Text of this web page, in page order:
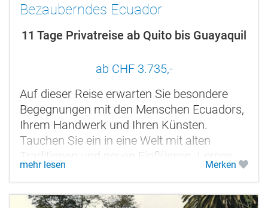
Bezauberndes Ecuador
11 Tage Privatreise ab Quito bis Guayaquil
ab CHF 3.735,-
Auf dieser Reise erwarten Sie besondere
Begegnungen mit den Menschen Ecuadors,
Ihrem Handwerk und Ihren Künsten.
Tauchen Sie ein in eine Welt mit alten
Traditionen und neuen Einflüssen. Lernen
Sie neue Speisen kennnen und sich von
dem...
mehr lesen Merken